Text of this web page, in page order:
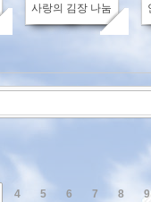
사랑의 김장 나눔
4 5 6 7 8 9